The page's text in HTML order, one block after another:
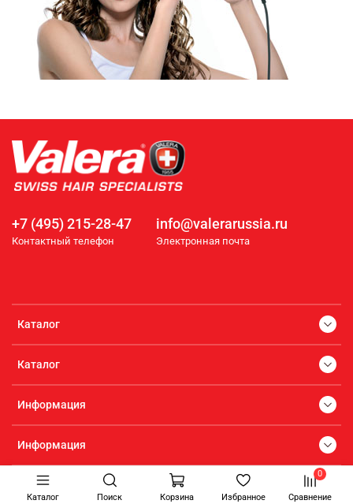
Каталог
Каталог
Информация
Информация
+7 (495) 215-28-47
Контактный телефон
info@valerarussia.ru
Электронная почта
Каталог Поиск Корзина Избранное
0
Сравнение